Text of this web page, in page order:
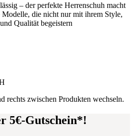
– der perfekte Herrenschuh macht
die nicht nur mit ihrem Style,
Qualität begeistern
rechts zwischen Produkten wechseln.
5€-Gutschein*!